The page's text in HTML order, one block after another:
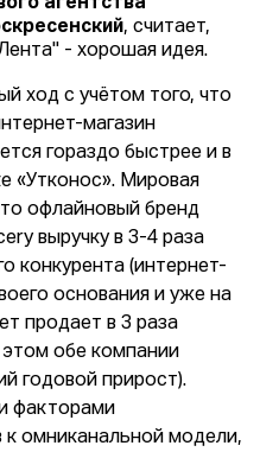
, считает,
- хорошая идея.
ход с учётом того, что
магазин
гораздо быстрее и в
«Утконос». Мировая
офлайновый бренд
выручку в 3-4 раза
конкурента (интернет-
основания и уже на
продает в 3 раза
обе компании
годовой прирост).
факторами
к омниканальной модели,